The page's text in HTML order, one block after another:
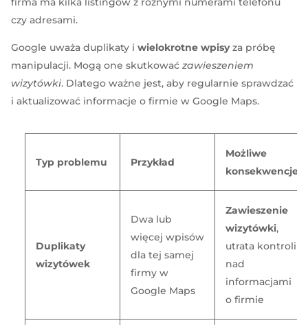
czy adresami.
Google uważa duplikaty iwielokrotne wpisyza próbę
manipulacji. Mogą one skutkowaćzawieszeniem
wizytówki. Dlatego ważne jest, aby regularnie sprawdzać
i aktualizować informacje o firmie w Google Maps.
Typ problemu Przykład
Możliwe
konsekwencje
Duplikaty
wizytówek
Dwa lub
więcej wpisów
dla tej samej
firmy w
Google Maps
Zawieszenie
wizytówki,
utrata kontroli
nad
informacjami
o firmie